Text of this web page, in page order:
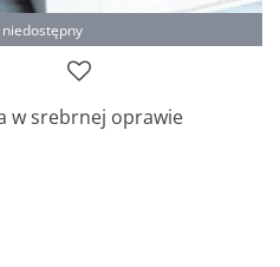
w srebrnej oprawie